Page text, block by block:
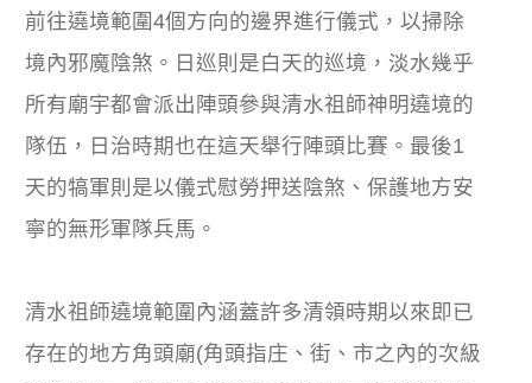
前往遶境範圍4個方向的邊界進行儀式，以掃除
境內邪魔陰煞。日巡則是白天的巡境，淡水幾乎
所有廟宇都會派出陣頭參與清水祖師神明遶境的
隊伍，日治時期也在這天舉行陣頭比賽。最後1
天的犒軍則是以儀式慰勞押送陰煞、保護地方安
寧的無形軍隊兵馬。
清水祖師遶境範圍內涵蓋許多清領時期以來即已
存在的地方角頭廟(角頭指庄、街、市之內的次級